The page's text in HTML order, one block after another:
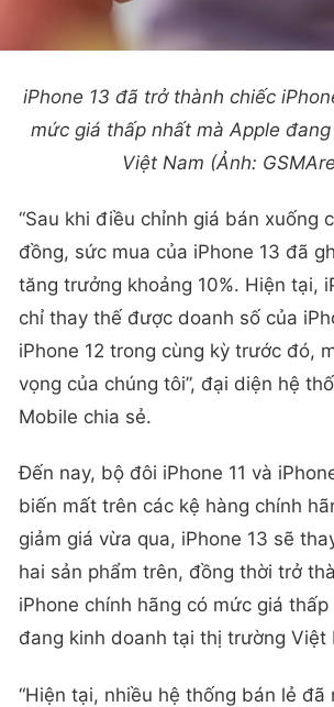
iPhone 13 đã trở thành chiếc
mức giá thấp nhất mà Apple
Việt Nam (Ảnh:
“Sau khi điều chỉnh giá bán xuống
đồng, sức mua của iPhone 13 đã
tăng trưởng khoảng 10%. Hiện tại,
chỉ thay thế được doanh số của
iPhone 12 trong cùng kỳ trước đó,
vọng của chúng tôi”, đại diện hệ
Mobile chia sẻ.
Đến nay, bộ đôi iPhone 11 và
biến mất trên các kệ hàng chính
giảm giá vừa qua, iPhone 13 sẽ
hai sản phẩm trên, đồng thời trở
iPhone chính hãng có mức giá
đang kinh doanh tại thị trường Việt
“Hiện tại, nhiều hệ thống bán lẻ đã